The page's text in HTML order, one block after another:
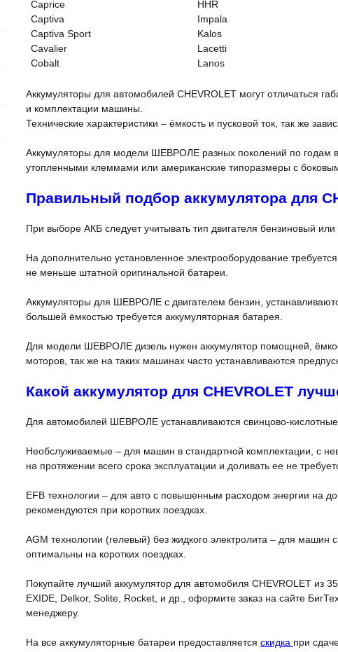
Caprice
Captiva
Captiva Sport
Cavalier
Cobalt
HHR
Impala
Kalos
Lacetti
Lanos
Аккумуляторы для автомобилей CHEVROLET могут отличаться
и комплектации машины.
Технические характеристики – ёмкость и пусковой ток, так же
Аккумуляторы для модели ШЕВРОЛЕ разных поколений по годам
утопленными клеммами или американские типоразмеры с
Правильный подбор аккумулятора для
При выборе АКБ следует учитывать тип двигателя бензиновый
На дополнительно установленное электрооборудование
не меньше штатной оригинальной батареи.
Аккумуляторы для ШЕВРОЛЕ с двигателем бензин,
большей ёмкостью требуется аккумуляторная батарея.
Для модели ШЕВРОЛЕ дизель нужен аккумулятор помощней,
моторов, так же на таких машинах часто устанавливаются
Какой аккумулятор для CHEVROLET
Для автомобилей ШЕВРОЛЕ устанавливаются свинцово-
Необслуживаемые – для машин в стандартной комплектации, с
на протяжении всего срока эксплуатации и доливать ее не
EFB технологии – для авто с повышенным расходом энергии на
рекомендуются при коротких поездках.
AGM технологии (гелевый) без жидкого электролита – для
оптимальны на коротких поездках.
Покупайте лучший аккумулятор для автомобиля CHEVROLET из
EXIDE, Delkor, Solite, Rocket, и др., оформите заказ на сайте
менеджеру.
На все аккумуляторные батареи предоставляется скидка при